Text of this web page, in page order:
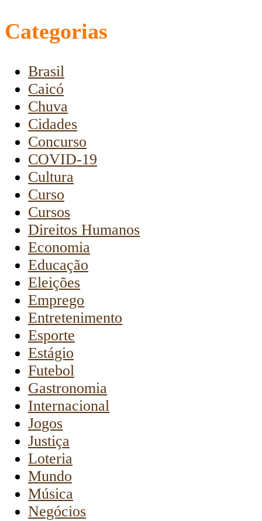
Categorias
Brasil
Caicó
Chuva
Cidades
Concurso
COVID-19
Cultura
Curso
Cursos
Direitos Humanos
Economia
Educação
Eleições
Emprego
Entretenimento
Esporte
Estágio
Futebol
Gastronomia
Internacional
Jogos
Justiça
Loteria
Mundo
Música
Negócios